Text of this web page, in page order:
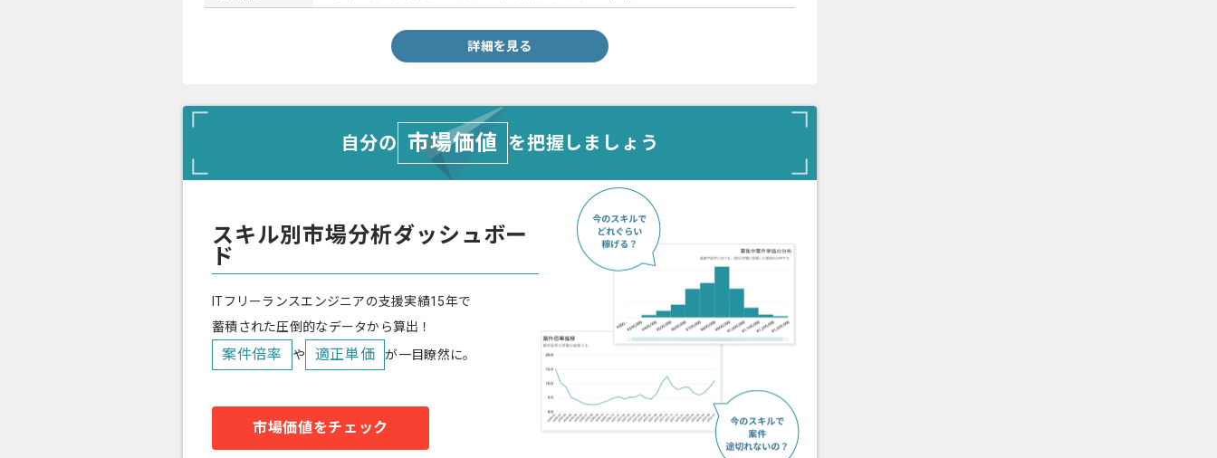
詳細を見る
自分の 市場価値 を把握しましょう
スキル別市場分析ダッシュボー
ド
ITフリーランスエンジニアの支援実績15年で
蓄積された圧倒的なデータから算出！
案件倍率 や 適正単価 が一目瞭然に。
市場価値をチェック